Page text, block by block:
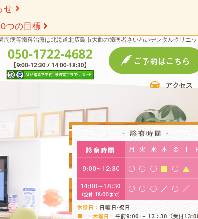
せ
つの目標
病等歯科治療は北海道北広島市大曲の歯医者さいわいデンタルクリニッ
アクセス